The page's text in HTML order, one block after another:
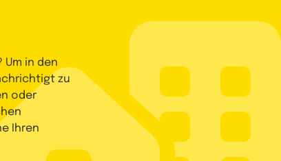
in den
zu
oder
Ihren